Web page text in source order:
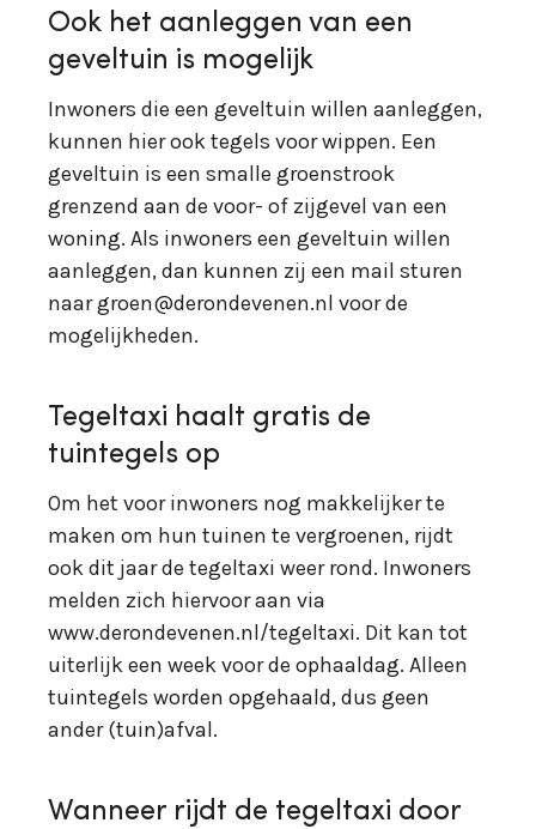
Ook het aanleggen van een
geveltuin is mogelijk
Inwoners die een geveltuin willen aanleggen,
kunnen hier ook tegels voor wippen. Een
geveltuin is een smalle groenstrook
grenzend aan de voor- of zijgevel van een
woning. Als inwoners een geveltuin willen
aanleggen, dan kunnen zij een mail sturen
naar groen@derondevenen.nl voor de
mogelijkheden.
Tegeltaxi haalt gratis de
tuintegels op
Om het voor inwoners nog makkelijker te
maken om hun tuinen te vergroenen, rijdt
ook dit jaar de tegeltaxi weer rond. Inwoners
melden zich hiervoor aan via
www.derondevenen.nl/tegeltaxi. Dit kan tot
uiterlijk een week voor de ophaaldag. Alleen
tuintegels worden opgehaald, dus geen
ander (tuin)afval.
Wanneer rijdt de tegeltaxi door